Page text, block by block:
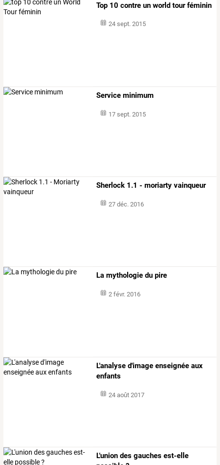
Top 10 contre un world tour féminin
24 sept. 2015
Service minimum
17 sept. 2015
Sherlock 1.1 - moriarty vainqueur
27 déc. 2016
La mythologie du pire
2 févr. 2016
L'analyse d'image enseignée aux
enfants
24 août 2017
L'union des gauches est-elle